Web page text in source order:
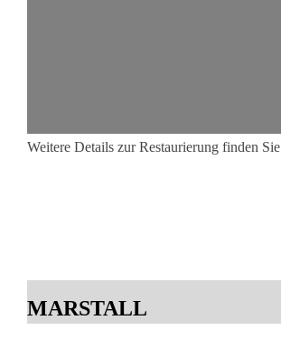
Weitere Details zur Restaurierung finden Sie
MARSTALL